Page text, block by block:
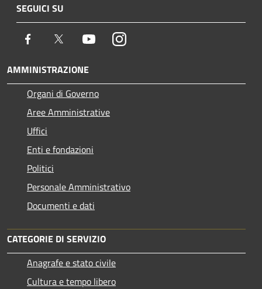
SEGUICI SU
Facebook Twitter YoutubeInstagram
AMMINISTRAZIONE
Organi di Governo
Aree Amministrative
Uffici
Enti e fondazioni
Politici
Personale Amministrativo
Documenti e dati
CATEGORIE DI SERVIZIO
Anagrafe e stato civile
Cultura e tempo libero